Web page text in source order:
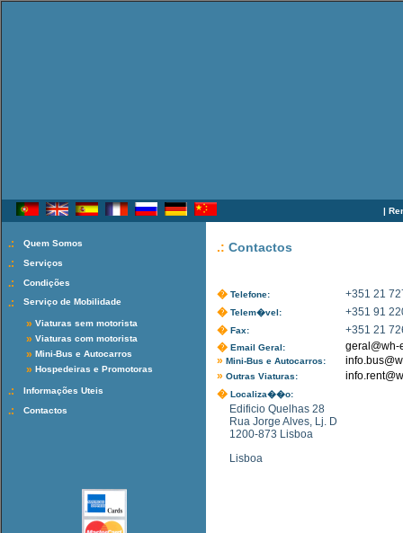
|
.: Quem Somos
.: Serviços
.: Condições
.: Serviço de Mobilidade
» Viaturas sem motorista
» Viaturas com motorista
» Mini-Bus e Autocarros
» Hospedeiras e Promotoras
.: Informações Uteis
.: Contactos
.: Contactos
�Telefone:
+351 21
�Telem�vel:
+351 91
�Fax:
+351 21
�Email Geral:
geral@wh-
» Mini-Bus e Autocarros:
» Outras Viaturas:
�Localiza��o:
Edificio Quelhas 28
Rua Jorge Alves, Lj. D
1200-873 Lisboa
Lisboa